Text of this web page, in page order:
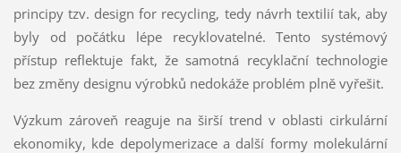
principy tzv. design for recycling, tedy návrh textilií tak, aby
byly od počátku lépe recyklovatelné. Tento systémový
přístup reflektuje fakt, že samotná recyklační technologie
bez změny designu výrobků nedokáže problém plně vyřešit.
Výzkum zároveň reaguje na širší trend v oblasti cirkulární
ekonomiky, kde depolymerizace a další formy molekulární